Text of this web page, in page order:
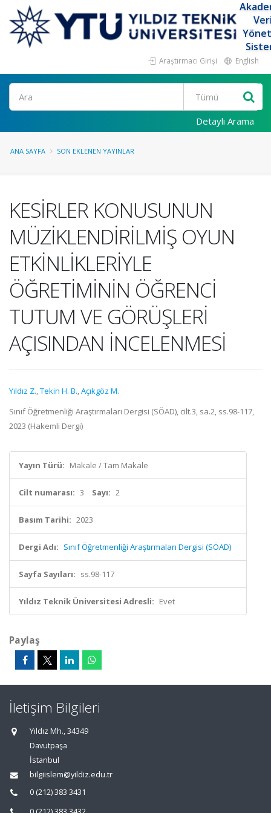
Araştırmacı Girişi English
Ara
Detaylı Arama
ANA SAYFA SON EKLENEN YAYINLAR
KESİRLER KONUSUNUN
MÜZİKLENDİRİLMİŞ OYUN
ETKİNLİKLERİYLE
ÖĞRETİMİNİN ÖĞRENCİ
TUTUM VE GÖRÜŞLERİ
AÇISINDAN İNCELENMESİ
Yıldız Z.,Tekin H. B.,Açıkgöz M.
Sınıf Öğretmenliği Araştırmaları Dergisi (SÖAD), cilt.3, sa.2, ss.98-117,
2023 (Hakemli Dergi)
Yayın Türü: Makale / Tam Makale
Cilt numarası: 3 Sayı: 2
Basım Tarihi: 2023
Dergi Adı: Sınıf Öğretmenliği Araştırmaları Dergisi (SÖAD)
Sayfa Sayıları: ss.98-117
Yıldız Teknik Üniversitesi Adresli: Evet
Paylaş
İletişim Bilgileri
Yıldız Mh., 34349
Davutpaşa
İstanbul
bilgiislem@yildiz.edu.tr
0 (212) 383 3431